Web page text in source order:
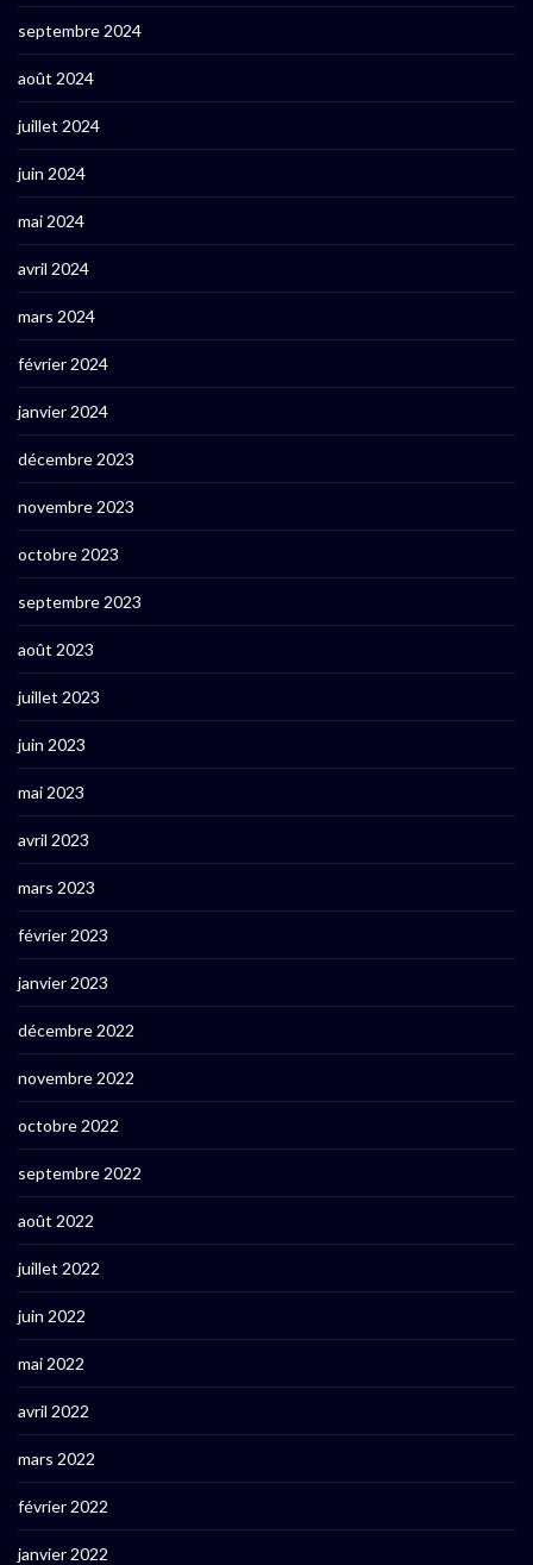
septembre 2024
août 2024
juillet 2024
juin 2024
mai 2024
avril 2024
mars 2024
février 2024
janvier 2024
décembre 2023
novembre 2023
octobre 2023
septembre 2023
août 2023
juillet 2023
juin 2023
mai 2023
avril 2023
mars 2023
février 2023
janvier 2023
décembre 2022
novembre 2022
octobre 2022
septembre 2022
août 2022
juillet 2022
juin 2022
mai 2022
avril 2022
mars 2022
février 2022
janvier 2022